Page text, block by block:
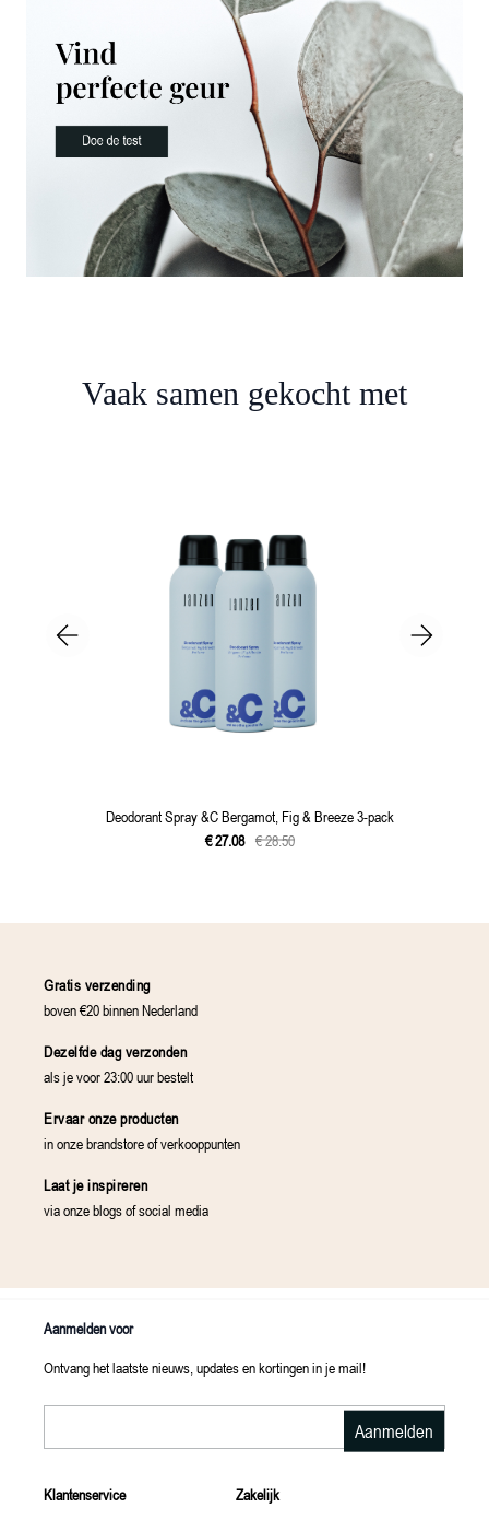
Vaak samen gekocht met
Deodorant Spray &C Bergamot, Fig & Breeze 3-pack
€27.08 €28.50
Gratis verzending
boven €20 binnen Nederland
Dezelfde dag verzonden
als je voor 23:00 uur bestelt
Ervaar onze producten
in onze brandstore of verkooppunten
Laat je inspireren
via onze blogs of social media
Aanmelden voor
Ontvang het laatste nieuws, updates en kortingen in je mail!
Aanmelden
Klantenservice
Zakelijk